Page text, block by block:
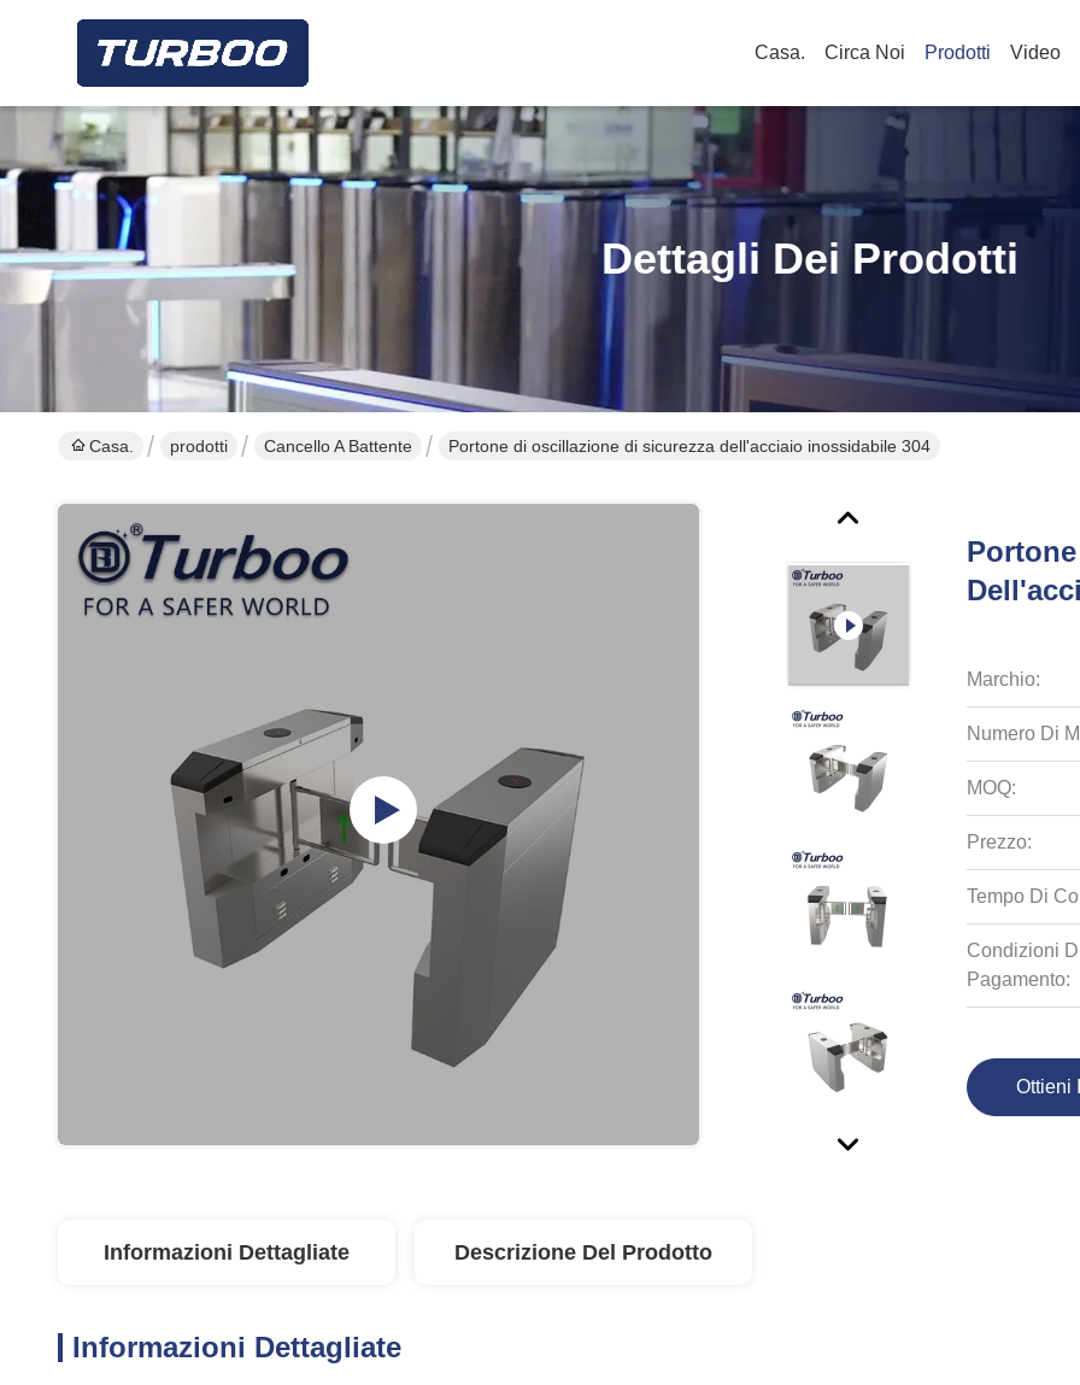
Casa. Circa Noi Prodotti Video
Dettagli Dei Prodotti
Casa. prodotti Cancello A Battente Portone di oscillazione di sicurezza dell'acciaio inossidabile 304
Marchio:
Numero Di
MOQ:
Prezzo:
Tempo Di
Condizioni
Pagamento:
Ottieni
Informazioni Dettagliate Descrizione Del Prodotto
Informazioni Dettagliate